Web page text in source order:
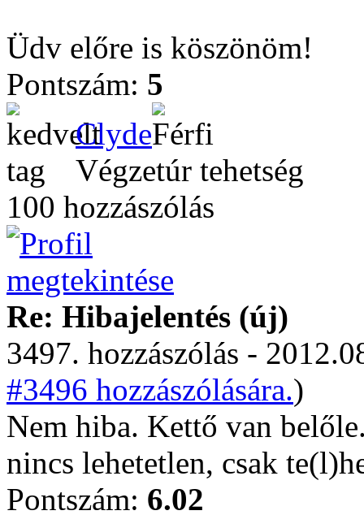
Üdv előre is köszönöm!
Pontszám: 5
Clyde
Végzetúr tehetség
100 hozzászólás
Re: Hibajelentés (új)
3497. hozzászólás -
#3496 hozzászólására.)
Nem hiba. Kettő van
nincs lehetetlen, csak
Pontszám: 6.02